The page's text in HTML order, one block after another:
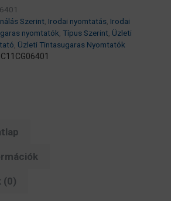
Szerint, Irodai nyomtatás, Irodai
nyomtatók, Típus Szerint, Üzleti
, Üzleti Tintasugaras Nyomtatók
(0)